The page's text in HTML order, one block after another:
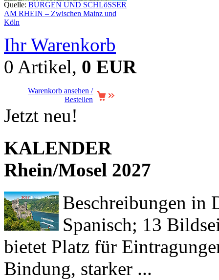
Quelle: BURGEN UND SCHLöSSER
AM RHEIN – Zwischen Mainz und
Köln
Ihr Warenkorb
0 Artikel, 0 EUR
Warenkorb ansehen /
Bestellen
Jetzt neu!
KALENDER
Rhein/Mosel 2027
Beschreibungen in
Spanisch; 13
bietet Platz für
Bindung, starker ...